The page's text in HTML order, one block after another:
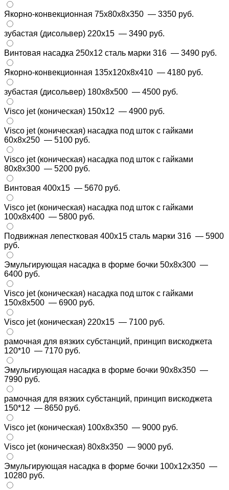
Якорно-конвекционная 75x80x8x350 — 3350 руб.
зубастая (дисольвер) 220х15 — 3490 руб.
Винтовая насадка 250х12 сталь марки 316 — 3490 руб.
Якорно-конвекционная 135x120x8x410 — 4180 руб.
зубастая (дисольвер) 180х8х500 — 4500 руб.
Visco jet (коническая) 150х12 — 4900 руб.
Visco jet (коническая) насадка под шток с гайками
60x8x250 — 5100 руб.
Visco jet (коническая) насадка под шток с гайками
80x8x300 — 5200 руб.
Винтовая 400х15 — 5670 руб.
Visco jet (коническая) насадка под шток с гайками
100x8x400 — 5800 руб.
Подвижная лепестковая 400х15 сталь марки 316 — 5900
руб.
Эмульгирующая насадка в форме бочки 50x8x300 —
6400 руб.
Visco jet (коническая) насадка под шток с гайками
150x8x500 — 6900 руб.
Visco jet (коническая) 220х15 — 7100 руб.
рамочная для вязких субстанций, принцип вискоджета
120*10 — 7170 руб.
Эмульгирующая насадка в форме бочки 90x8x350 —
7990 руб.
рамочная для вязких субстанций, принцип вискоджета
150*12 — 8650 руб.
Visco jet (коническая) 100х8х350 — 9000 руб.
Visco jet (коническая) 80х8х350 — 9000 руб.
Эмульгирующая насадка в форме бочки 100x12x350 —
10280 руб.